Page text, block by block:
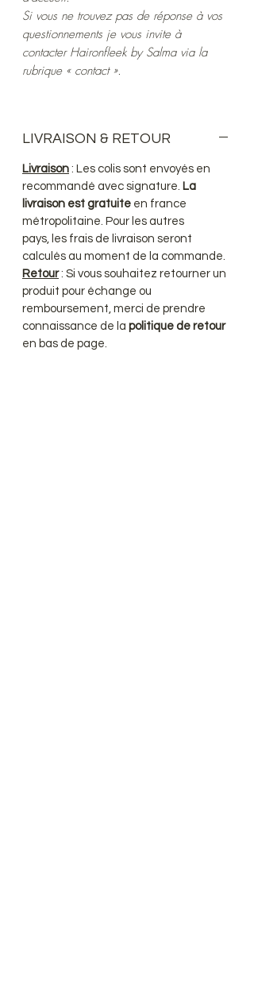
Si vous ne trouvez pas de réponse à vos
questionnements je vous invite à
contacter Haironfleek by Salma via la
rubrique « contact ».
LIVRAISON & RETOUR
Livraison : Les colis sont envoyés en
recommandé avec signature. La
livraison est gratuite en france
métropolitaine. Pour les autres
pays, les frais de livraison seront
calculés au moment de la commande.
Retour: Si vous souhaitez retourner un
produit pour échange ou
remboursement, merci de prendre
connaissance de la politique de retour
en bas de page.